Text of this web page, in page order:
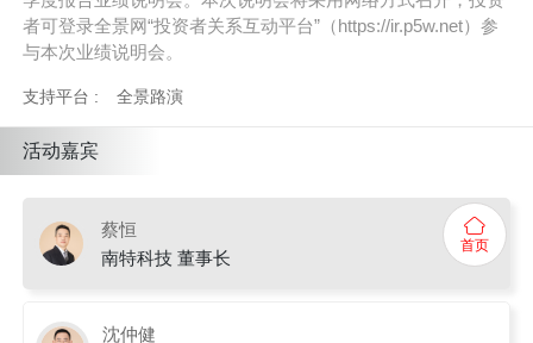
者可登录全景网“投资者关系互动平台”（https://ir.p5w.net）参
与本次业绩说明会。
支持平台 : 全景路演
活动嘉宾
蔡恒
南特科技 董事长
沈仲健
首页